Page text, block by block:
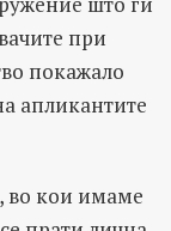
при
покажало
апликантите
во кои имаме